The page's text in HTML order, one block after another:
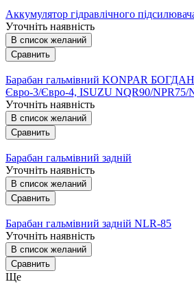
Аккумулятор гідравлічного
Уточніть наявність
В список желаний
Сравнить
Барабан гальмівний KONPAR
Євро-3/Євро-4, ISUZU NQR90/NPR75/
Уточніть наявність
В список желаний
Сравнить
Барабан гальмівний задній
Уточніть наявність
В список желаний
Сравнить
Барабан гальмівний задній NLR-85
Уточніть наявність
В список желаний
Сравнить
Ще